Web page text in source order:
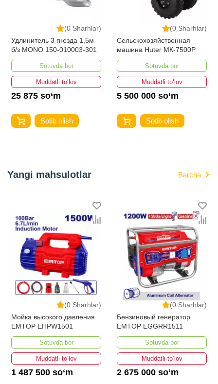
(0 Sharhlar)
Удлинитель 3 гнезда 1,5м
б/з MONO 150-010003-301
Sotuvda bor
Muddatli to‘lov
25 875 so‘m
Sotib olish
(0 Sharhlar)
Сельскохозяйственная
машина Huter МК-7500P
Sotuvda bor
Muddatli to‘lov
5 500 000 so‘m
Sotib olish
Yangi mahsulotlar Barcha
(0 Sharhlar)
Мойка высокого давления
EMTOP EHPW1501
Sotuvda bor
Muddatli to‘lov
1 487 500 so‘m
(0 Sharhlar)
Бензиновый генератор
EMTOP EGGRR1511
Sotuvda bor
Muddatli to‘lov
2 675 000 so‘m